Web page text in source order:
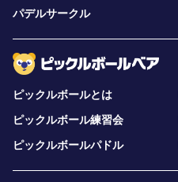
パデルサークル
ピックルボールとは
ピックルボール練習会
ピックルボールパドル